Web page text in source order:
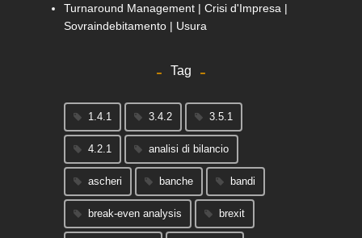
Turnaround Management | Crisi d'Impresa |
Sovraindebitamento | Usura
Tag
1.4.1 3.4.2 3.5.1
4.2.1 analisi di bilancio
ascheri banche bandi
break-even analysis brexit